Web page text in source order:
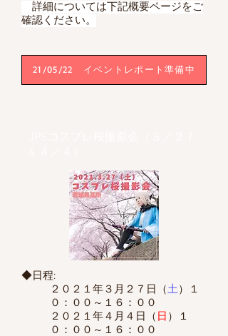
​ 詳細については下記概要ページをご
確認ください。
21/05/22 イベントレポート準備中
◆日程:
２０２１年３月２７日（土 ）１
０：００～１６：００
２０２１年４月４日（ 日 ）１
０：００～１６：００